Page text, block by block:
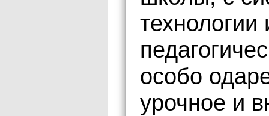
особо
урочное и